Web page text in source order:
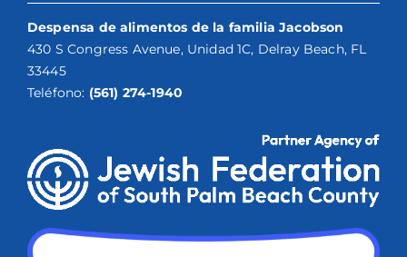
Despensa de alimentos de la familia Jacobson
430 S Congress Avenue, Unidad 1C, Delray Beach, FL
33445
Teléfono: (561) 274-1940